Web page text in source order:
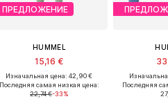
ПРЕДЛОЖЕНИЕ
HUMMEL
15,16 €
Изначальная цена: 42,90 €
Последняя самая низкая цена:
22,74 €-33%
Последняя